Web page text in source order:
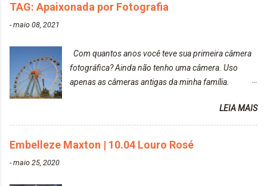
TAG: Apaixonada por Fotografia
-maio 08, 2021
Com quantos anos você teve sua primeira câmera
fotográfica? Ainda não tenho uma câmera. Uso
apenas as câmeras antigas da minha família.
diria que gosto mais de fotografar, mas comecei a
gostar bastante de ser a minha modelo. Você tem
uma boa câmera para fotografar? Ainda não tenho
uma super câmera profissional. Por enquanto, a
LEIA MAIS
Embelleze Maxton | 10.04 Louro Rosé
-maio 25, 2020